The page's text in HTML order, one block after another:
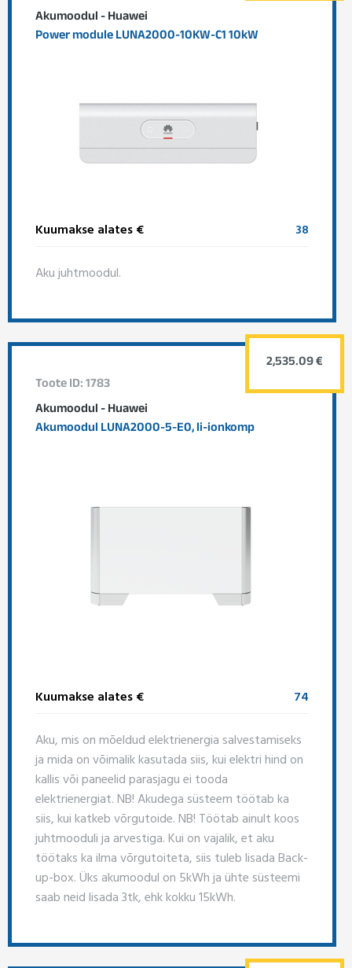
Akumoodul - Huawei
Power module LUNA2000-10KW-C1 10kW
Kuumakse alates € 38
Aku juhtmoodul.
Toote ID: 1783
Akumoodul - Huawei
Akumoodul LUNA2000-5-E0, li-ionkomp
Kuumakse alates € 74
Aku, mis on mõeldud elektrienergia salvestamiseks
ja mida on võimalik kasutada siis, kui elektri hind on
kallis või paneelid parasjagu ei tooda
elektrienergiat. NB! Akudega süsteem töötab ka
siis, kui katkeb võrgutoide. NB! Töötab ainult koos
juhtmooduli ja arvestiga. Kui on vajalik, et aku
töötaks ka ilma võrgutoiteta, siis tuleb lisada Back-
up-box. Üks akumoodul on 5kWh ja ühte süsteemi
saab neid lisada 3tk, ehk kokku 15kWh.
2,535.09 €